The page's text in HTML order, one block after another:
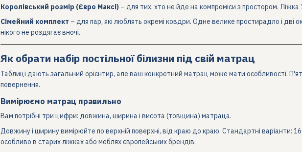
Королівський розмір (Євро Максі) – для тих, хто не йде на компроміси з простором.
Сімейний комплект – для пар, які люблять окремі ковдри. Одне велике простирадло і дві
нікого не роздягає вночі.
Як обрати набір постільної білизни під свій матрац
Таблиці дають загальний орієнтир, але ваш конкретний матрац може мати особливості.
повернення.
Вимірюємо матрац правильно
Вам потрібні три цифри: довжина, ширина і висота (товщина) матраца.
Довжину і ширину вимірюйте по верхній поверхні, від краю до краю. Стандартні варіанти:
особливо в старих ліжках або меблях європейських брендів.